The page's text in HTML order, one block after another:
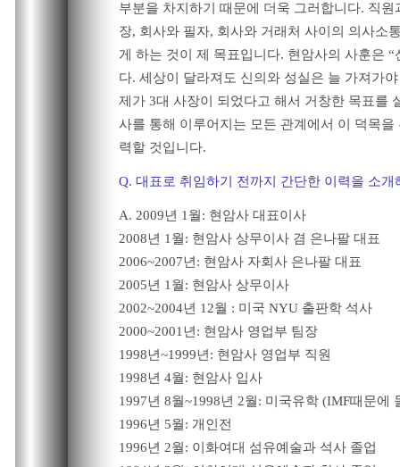
부분을 차지하기 때문에 더욱 그러합니다. 직원
장, 회사와 필자, 회사와 거래처 사이의 의사소
게 하는 것이 제 목표입니다. 현암사의 사훈은 “
다. 세상이 달라져도 신의와 성실은 늘 가져가
제가 3대 사장이 되었다고 해서 거창한 목표를
사를 통해 이루어지는 모든 관계에서 이 덕목을
력할 것입니다.
Q. 대표로 취임하기 전까지 간단한 이력을 소개
A. 2009년 1월: 현암사 대표이사
2008년 1월: 현암사 상무이사 겸 은나팔 대표
2006~2007년: 현암사 자회사 은나팔 대표
2005년 1월: 현암사 상무이사
2002~2004년 12월 : 미국 NYU 출판학 석사
2000~2001년: 현암사 영업부 팀장
1998년~1999년: 현암사 영업부 직원
1998년 4월: 현암사 입사
1997년 8월~1998년 2월: 미국유학 (IMF때문에
1996년 5월: 개인전
1996년 2월: 이화여대 섬유예술과 석사 졸업